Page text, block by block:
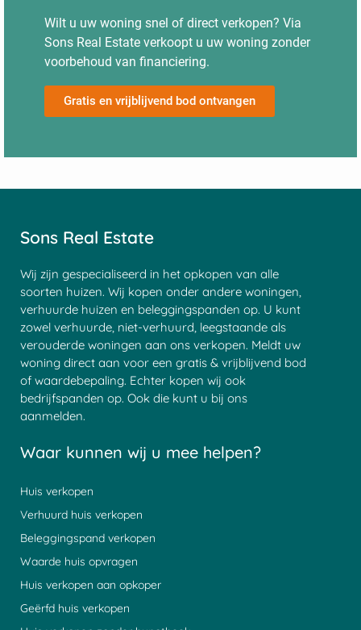
Wilt u uw woning snel of direct verkopen? Via
Sons Real Estate verkoopt u uw woning zonder
voorbehoud van financiering.
Gratis en vrijblijvend bod ontvangen
Sons Real Estate
Wij zijn gespecialiseerd in het opkopen van alle
soorten huizen. Wij kopen onder andere woningen,
verhuurde huizen en beleggingspanden op. U kunt
zowel verhuurde, niet-verhuurd, leegstaande als
verouderde woningen aan ons verkopen. Meldt uw
woning direct aan voor een gratis & vrijblijvend bod
of waardebepaling. Echter kopen wij ook
bedrijfspanden op. Ook die kunt u bij ons
aanmelden.
Waar kunnen wij u mee helpen?
Huis verkopen
Verhuurd huis verkopen
Beleggingspand verkopen
Waarde huis opvragen
Huis verkopen aan opkoper
Geërfd huis verkopen